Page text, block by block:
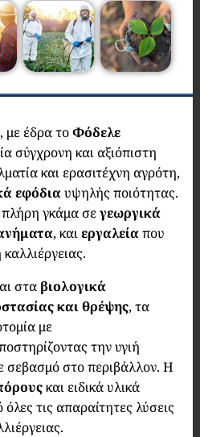
, με έδρα τοΦόδελε
σύγχρονη και αξιόπιστη
και ερασιτέχνη αγρότη,
εφόδιαυψηλής ποιότητας.
γκάμα σεγεωργικά
, καιεργαλείαπου
στα βιολογικά
και θρέψης, τα
με
την υγιή
στο περιβάλλον. Η
και ειδικά υλικά
τις απαραίτητες λύσεις